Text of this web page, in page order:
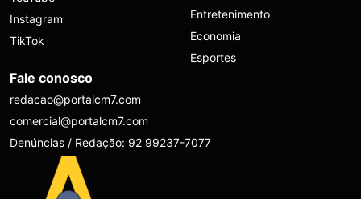
Instagram
TikTok
Entretenimento
Economia
Esportes
Fale conosco
redacao@portalcm7.com
comercial@portalcm7.com
Denúncias / Redação: 92 99237-7077